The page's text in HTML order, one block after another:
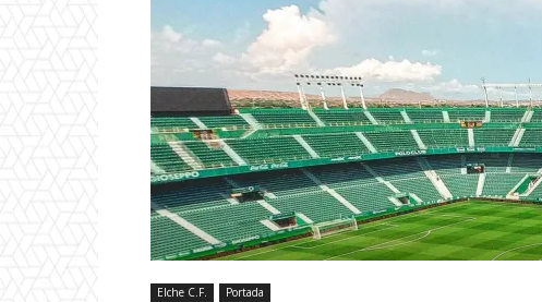
Elche C.F. Portada